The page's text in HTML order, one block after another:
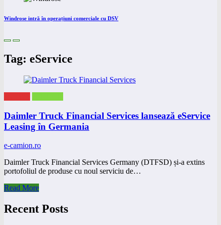
Windrose intră în operațiuni comerciale cu DSV
Tag: eService
Daimler Truck Financial Services lansează eService
Leasing în Germania
e-camion.ro
Daimler Truck Financial Services Germany (DTFSD) și-a extins
portofoliul de produse cu noul serviciu de…
Read More
Recent Posts